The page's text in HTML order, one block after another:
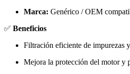
Marca: Genérico / OEM
✅ Beneficios
Filtración eficiente de impurezas
Mejora la protección del motor y